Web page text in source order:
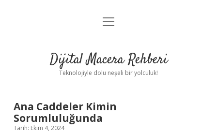
Anasayfa
Yasal Uyarı
menüyü
Dijital Macera Rehberi
Teknolojiyle dolu neşeli bir yolculuk!
Ana Caddeler Kimin
Sorumluluğunda
Tarih: Ekim 4, 2024